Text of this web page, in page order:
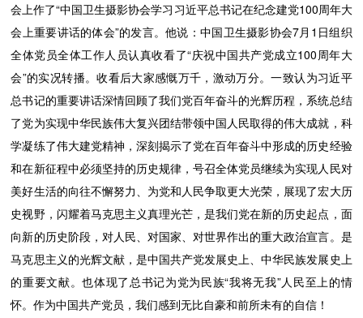
会上作了“中国卫生摄影协会学习习近平总书记在纪念建党100周年大
会上重要讲话的体会”的发言。他说：中国卫生摄影协会7月1日组织
全体党员全体工作人员认真收看了“庆祝中国共产党成立100周年大
会”的实况转播。收看后大家感慨万千，激动万分。一致认为习近平
总书记的重要讲话深情回顾了我们党百年奋斗的光辉历程，系统总结
了党为实现中华民族伟大复兴团结带领中国人民取得的伟大成就，科
学凝练了伟大建党精神，深刻揭示了党在百年奋斗中形成的历史经验
和在新征程中必须坚持的历史规律，号召全体党员继续为实现人民对
美好生活的向往不懈努力、为党和人民争取更大光荣，展现了宏大历
史视野，闪耀着马克思主义真理光芒，是我们党在新的历史起点，面
向新的历史阶段，对人民、对国家、对世界作出的重大政治宣言。是
马克思主义的光辉文献，是中国共产党发展史上、中华民族发展史上
的重要文献。也体现了总书记为党为民族“我将无我”人民至上的情
怀。作为中国共产党员，我们感到无比自豪和前所未有的自信！